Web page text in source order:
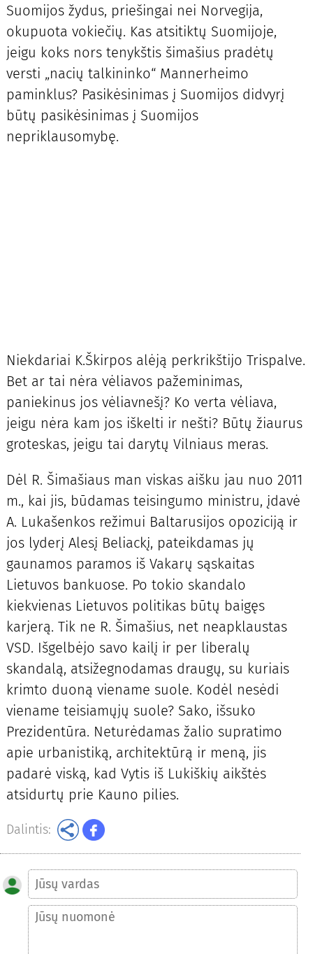
Suomijos žydus, priešingai nei Norvegija,
okupuota vokiečių. Kas atsitiktų Suomijoje,
jeigu koks nors tenykštis šimašius pradėtų
versti „nacių talkininko“ Mannerheimo
paminklus? Pasikėsinimas į Suomijos didvyrį
būtų pasikėsinimas į Suomijos
nepriklausomybę.
Niekdariai K.Škirpos alėją perkrikštijo Trispalve.
Bet ar tai nėra vėliavos pažeminimas,
paniekinus jos vėliavnešį? Ko verta vėliava,
jeigu nėra kam jos iškelti ir nešti? Būtų žiaurus
groteskas, jeigu tai darytų Vilniaus meras.
Dėl R. Šimašiaus man viskas aišku jau nuo 2011
m., kai jis, būdamas teisingumo ministru, įdavė
A. Lukašenkos režimui Baltarusijos opoziciją ir
jos lyderį Alesį Beliackį, pateikdamas jų
gaunamos paramos iš Vakarų sąskaitas
Lietuvos bankuose. Po tokio skandalo
kiekvienas Lietuvos politikas būtų baigęs
karjerą. Tik ne R. Šimašius, net neapklaustas
VSD. Išgelbėjo savo kailį ir per liberalų
skandalą, atsižegnodamas draugų, su kuriais
krimto duoną viename suole. Kodėl nesėdi
viename teisiamųjų suole? Sako, išsuko
Prezidentūra. Neturėdamas žalio supratimo
apie urbanistiką, architektūrą ir meną, jis
padarė viską, kad Vytis iš Lukiškių aikštės
atsidurtų prie Kauno pilies.
Dalintis: